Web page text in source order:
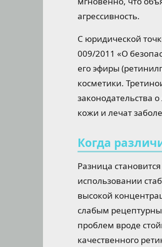
агрессивность.
С юридической
009/2011 «О
его эфиры
косметики.
законодательства
кожи и лечат
Когда
Разница
использовании
высокой
слабым
проблем вроде
качественного